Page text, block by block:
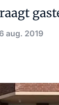
aug. 2019